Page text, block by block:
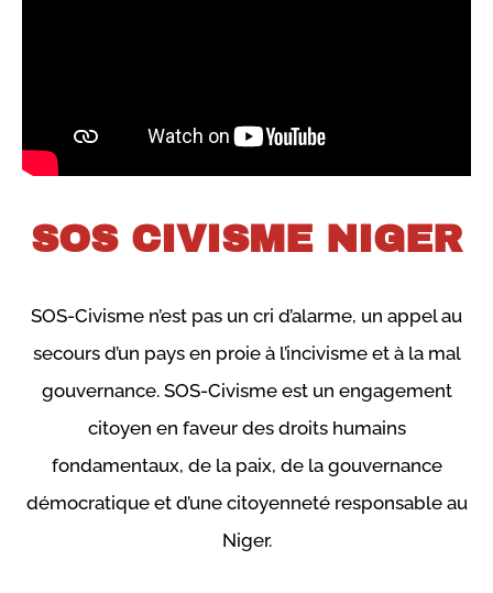
SOS CIVISME NIGER​
SOS-Civisme n’est pas un cri d’alarme, un appel au
secours d’un pays en proie à l’incivisme et à la mal
gouvernance. SOS-Civisme est un engagement
citoyen en faveur des droits humains
fondamentaux, de la paix, de la gouvernance
démocratique et d’une citoyenneté responsable au
Niger.